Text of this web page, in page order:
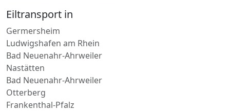
Eiltransport in
Germersheim
Ludwigshafen am Rhein
Bad Neuenahr-Ahrweiler
Nastätten
Bad Neuenahr-Ahrweiler
Otterberg